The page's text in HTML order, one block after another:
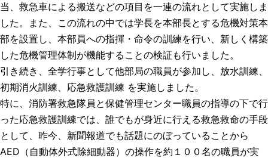
当、救急車による搬送などの項目を一連の流れとして実施しま
した。また、この流れの中では学長を本部長とする危機対策本
部を設置し、本部員への指揮・命令の訓練を行い、新しく構築
した危機管理体制が機能することの検証も行いました。
引き続き、全学行事として他部局の職員が参加し、放水訓練、
初期消火訓練、応急救護訓練 を実施しました。
特に、消防署救急隊員と保健管理センター職員の指導の下で行
った応急救護訓練では、誰でもが身近に行える救急救命の手段
として、昨今、新聞報道でも話題にのぼっていることから
AED（自動体外式除細動器）の操作を約１００名の職員が実